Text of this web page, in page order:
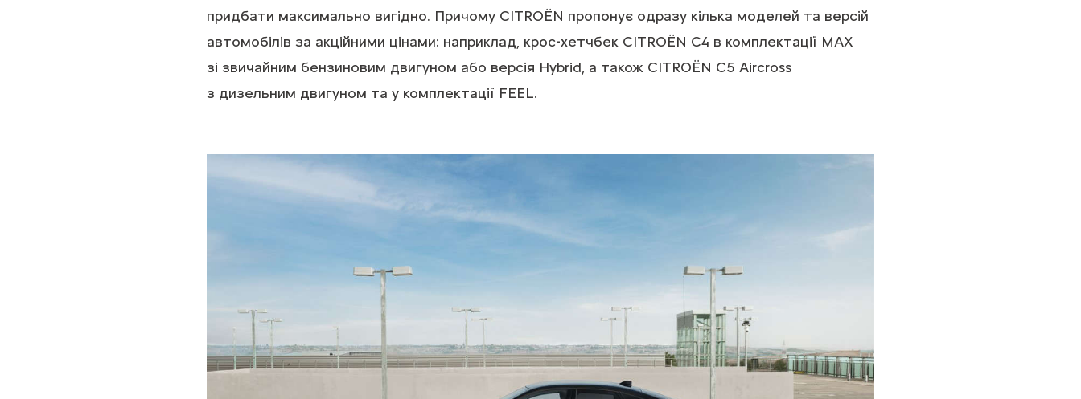
придбати максимально вигідно. Причому CITROЁN пропонує одразу кілька моделей та версій
автомобілів за акційними цінами: наприклад, крос-хетчбек CITROЁN C4 в комплектації MAX
зі звичайним бензиновим двигуном або версія Hybrid, а також CITROЁN C5 Aircross
з дизельним двигуном та у комплектації FEEL.